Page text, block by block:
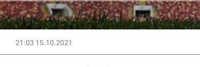
21:03 15.10.2021